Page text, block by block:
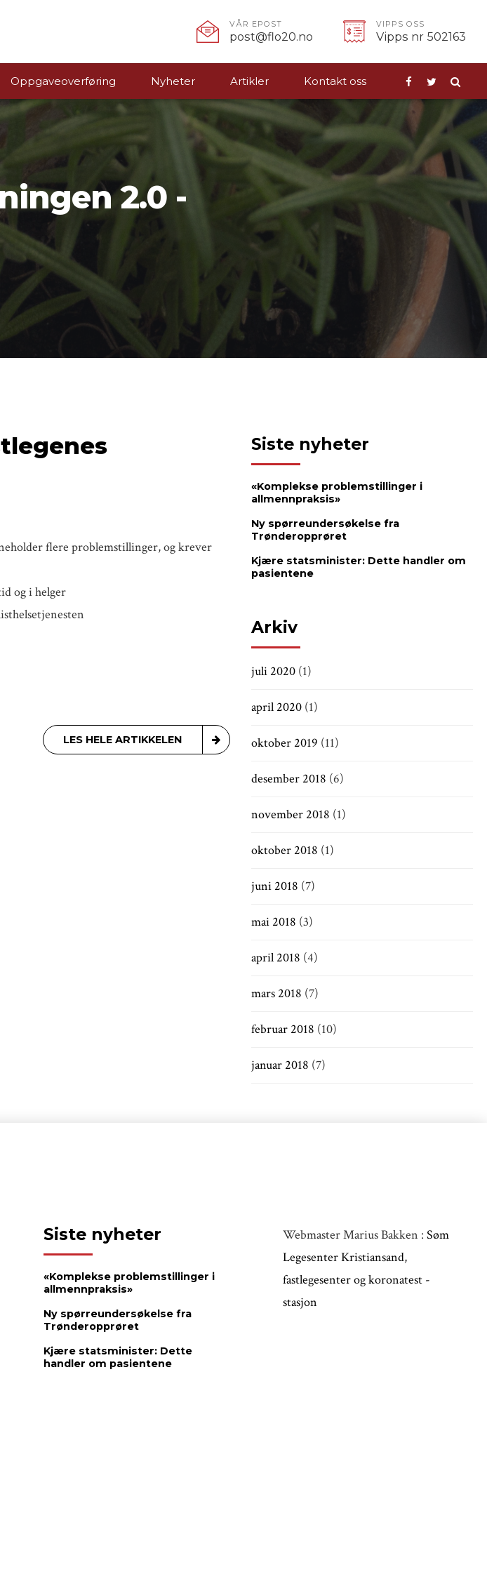
VÅR EPOST
post@flo20.no
VIPPS OSS
Vipps nr 502163
Oppgaveoverføring Nyheter Artikler Kontakt oss
2.0 -
flere problemstillinger, og krever
og i helger
LES HELE ARTIKKELEN
Siste nyheter
«Komplekse problemstillinger i
allmennpraksis»
Ny spørreundersøkelse fra
Trønderopprøret
Kjære statsminister: Dette handler om
pasientene
Arkiv
juli 2020 (1)
april 2020 (1)
oktober 2019 (11)
desember 2018 (6)
november 2018 (1)
oktober 2018 (1)
juni 2018 (7)
mai 2018 (3)
april 2018 (4)
mars 2018 (7)
februar 2018 (10)
januar 2018 (7)
Siste nyheter
«Komplekse problemstillinger i
allmennpraksis»
Ny spørreundersøkelse fra
Trønderopprøret
Kjære statsminister: Dette
handler om pasientene
Webmaster Marius Bakken : Søm
Legesenter Kristiansand,
fastlegesenter og koronatest -
stasjon